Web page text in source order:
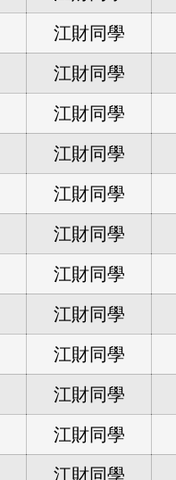
江財同學
江財同學
江財同學
江財同學
江財同學
江財同學
江財同學
江財同學
江財同學
江財同學
江財同學
江財同學